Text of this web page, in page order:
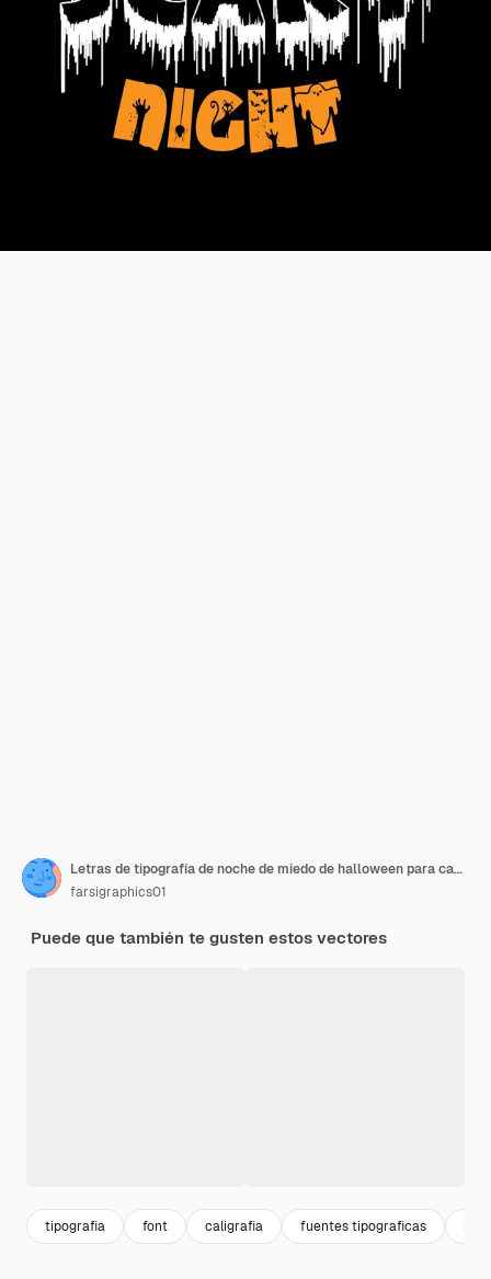
Letras de tipografía de noche de miedo de halloween para camiseta
farsigraphics01
Puede que también te gusten estos vectores
tipografia font caligrafia fuentes tipograficas